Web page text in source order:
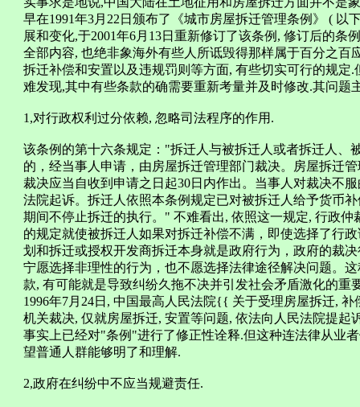
早在1991年3月22日颁布了《城市房屋拆迁管理条例》 (
展和变化,于2001年6月13日重新修订了该条例, 修订后的条
全部内容, 也绝非象海外有些人所诋毁得那样属于百分之
拆迁补偿和安置以及违规罚则等方面, 有些切实可行的规定
难发现,其中有些条款的确需要重新考量并及时修改.其问题
1,对行政权利过分依赖, 忽略司法程序的作用.
该条例的第十六条规定："拆迁人与被拆迁人或者拆迁人、
的，经当事人申请，由房屋拆迁管理部门裁决。房屋拆迁
裁决应当自收到申请之日起30日内作出。当事人对裁决不
法院起诉。拆迁人依照本条例规定已对被拆迁人给予货币
期间不停止拆迁的执行。" 不难看出, 依照这一规定, 行政
的规定就使被拆迁人如果对拆迁补偿不满，即使选择了行
划和拆迁或授权开发商拆迁本身就是政府行为，政府的裁
宁愿选择非理性的行为，也不愿选择法律途径解决问题。
款, 有可能就是导致纠纷久拖不决并引发社会矛盾激化的重
1996年7月24日, 中国最高人民法院{{ 关于受理房屋拆迁,
机关裁决, 仅就房屋拆迁, 安置等问题, 依法向人民法院提
事实上已经对"条例"进行了修正性诠释.但这种连法律从业
望普通人群能够明了和理解.
2,政府在纠纷中不应当规避责任.